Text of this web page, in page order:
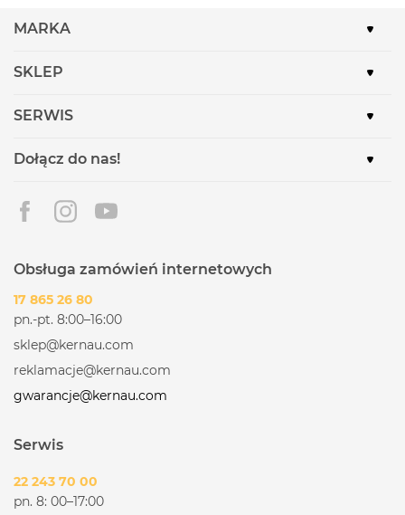
MARKA
SKLEP
SERWIS
Dołącz do nas!
Obsługa zamówień internetowych
17 865 26 80
pn.-pt. 8:00–16:00
sklep@kernau.com
reklamacje@kernau.com
gwarancje@kernau.com
Serwis
22 243 70 00
pn. 8: 00–17:00